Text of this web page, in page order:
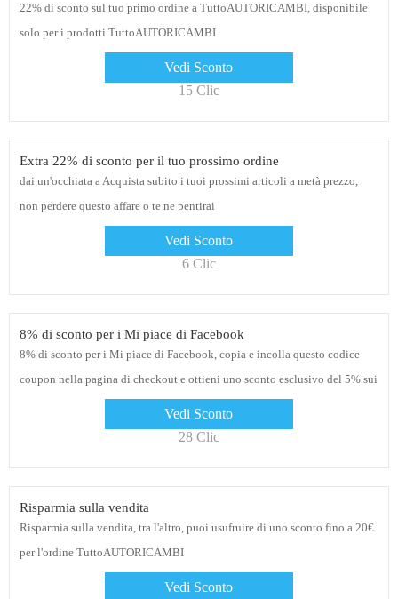
22% di sconto sul tuo primo ordine a TuttoAUTORICAMBI, disponibile
solo per i prodotti TuttoAUTORICAMBI
Vedi Sconto
15 Clic
Extra 22% di sconto per il tuo prossimo ordine
dai un'occhiata a Acquista subito i tuoi prossimi articoli a metà prezzo,
non perdere questo affare o te ne pentirai
Vedi Sconto
6 Clic
8% di sconto per i Mi piace di Facebook
8% di sconto per i Mi piace di Facebook, copia e incolla questo codice
coupon nella pagina di checkout e ottieni uno sconto esclusivo del 5% sui
Vedi Sconto
28 Clic
Risparmia sulla vendita
Risparmia sulla vendita, tra l'altro, puoi usufruire di uno sconto fino a 20€
per l'ordine TuttoAUTORICAMBI
Vedi Sconto